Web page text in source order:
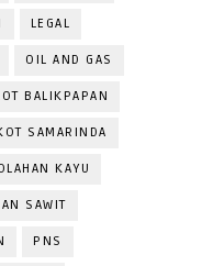
LEGAL
OIL AND GAS
BALIKPAPAN
SAMARINDA
KAYU
SAWIT
PNS